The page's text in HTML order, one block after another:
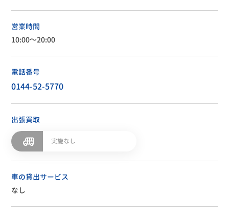
営業時間
10:00～20:00
電話番号
0144-52-5770
出張買取
実施なし
車の貸出サービス
なし